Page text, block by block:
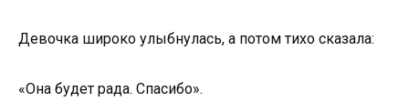
Девочка широко улыбнулась, а потом тихо сказала:
«Она будет рада. Спасибо».